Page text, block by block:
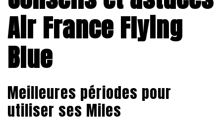
Air France Flying
Blue
Meilleures périodes pour
utiliser ses Miles